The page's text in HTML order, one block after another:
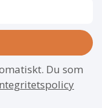
Du som